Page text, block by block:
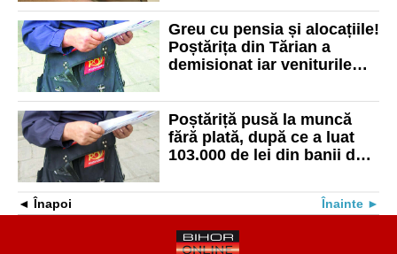
beneficiarii sumele
Greu cu pensia și alocațiile!
Poștărița din Tărian a
demisionat iar veniturile
Poștăriță pusă la muncă
fără plată, după ce a luat
103.000 de lei din banii de
Înapoi Înainte